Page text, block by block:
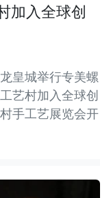
加入全球创
皇城举行专美螺
艺村加入全球创
手工艺展览会开